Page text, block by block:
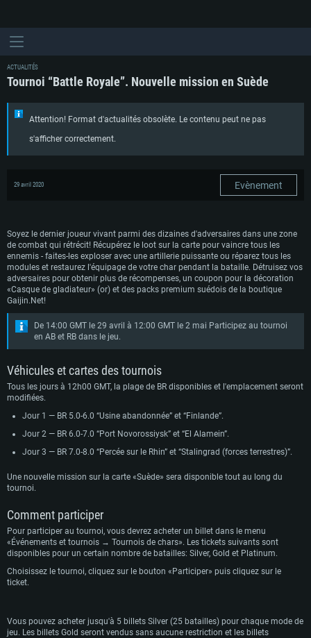
ACTUALITÉS
Tournoi “Battle Royale”. Nouvelle mission en Suède
Attention! Format d'actualités obsolète. Le contenu peut ne pas
s'afficher correctement.
29 avril 2020 Evènement
Soyez le dernier joueur vivant parmi des dizaines d'adversaires dans une zone
de combat qui rétrécit! Récupérez le loot sur la carte pour vaincre tous les
ennemis - faites-les exploser avec une artillerie puissante ou réparez tous les
modules et restaurez l'équipage de votre char pendant la bataille. Détruisez vos
adversaires pour obtenir plus de récompenses, un coupon pour la décoration
«Casque de gladiateur» (or) et des packs premium suédois de la boutique
Gaijin.Net!
De 14:00 GMT le 29 avril à 12:00 GMT le 2 mai Participez au tournoi
en AB et RB dans le jeu.
Véhicules et cartes des tournois
Tous les jours à 12h00 GMT, la plage de BR disponibles et l'emplacement seront
modifiées.
Jour 1 — BR 5.0-6.0 “Usine abandonnée” et “Finlande”.
Jour 2 — BR 6.0-7.0 “Port Novorossiysk” et “El Alamein”.
Jour 3 — BR 7.0-8.0 “Percée sur le Rhin” et “Stalingrad (forces terrestres)”.
Une nouvelle mission sur la carte «Suède» sera disponible tout au long du
tournoi.
Comment participer
Pour participer au tournoi, vous devrez acheter un billet dans le menu
«Événements et tournois → Tournois de chars». Les tickets suivants sont
disponibles pour un certain nombre de batailles: Silver, Gold et Platinum.
Choisissez le tournoi, cliquez sur le bouton «Participer» puis cliquez sur le
ticket.
Vous pouvez acheter jusqu'à 5 billets Silver (25 batailles) pour chaque mode de
jeu. Les billets Gold seront vendus sans aucune restriction et les billets